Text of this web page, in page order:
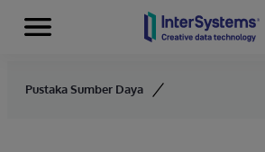
Skip to content
Menu
Pustaka Sumber Daya